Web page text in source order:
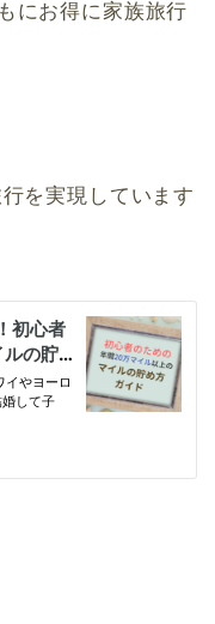
にお得に家族旅行
を実現しています